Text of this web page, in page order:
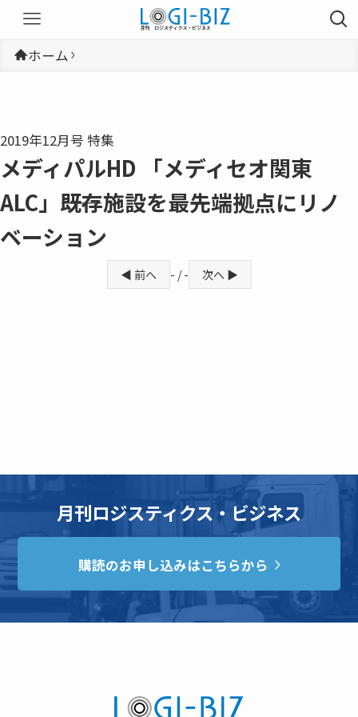
ホーム
2019年12月号 特集
メディパルHD 「メディセオ関東
ALC」――既存施設を最先端拠点にリノ
ベーション
◀ 前へ - / - 次へ ▶
月刊ロジスティクス・ビジネス
購読のお申し込みはこちらから